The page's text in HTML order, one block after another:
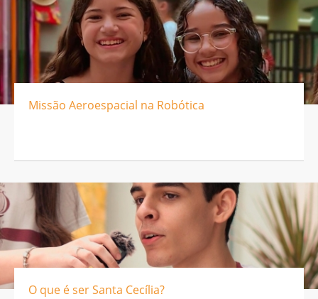
Missão Aeroespacial na Robótica
O que é ser Santa Cecília?